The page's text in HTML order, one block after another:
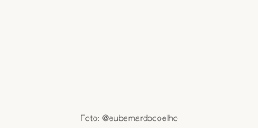
Foto: @eubernardocoelho